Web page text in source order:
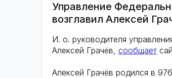
Управление
возглавил Алексей
И. о. руководителя
Алексей Грачёв, сообщает
Алексей Грачёв родился в